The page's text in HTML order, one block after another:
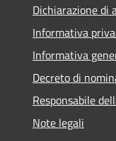
Dichiarazione di
Informativa
Informativa
Decreto di
Responsabile
Note legali